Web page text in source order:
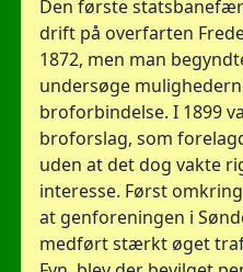
Den første
drift på overfarten
1872, men man
undersøge
broforbindelse. I 1899
broforslag, som
uden at det dog vakte
interesse. Først
at genforeningen i
medført stærkt øget